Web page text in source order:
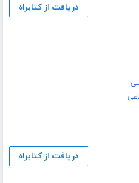
دریافت از کتابراه
دریافت از کتابراه